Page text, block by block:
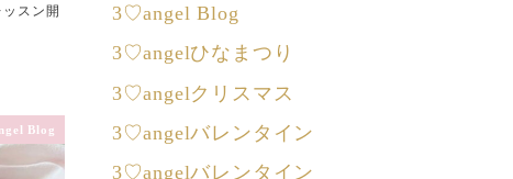
スン開
Blog
3♡angel Blog
3♡angelひなまつり
3♡angelクリスマス
3♡angelバレンタイン
3♡angelバレンタイン